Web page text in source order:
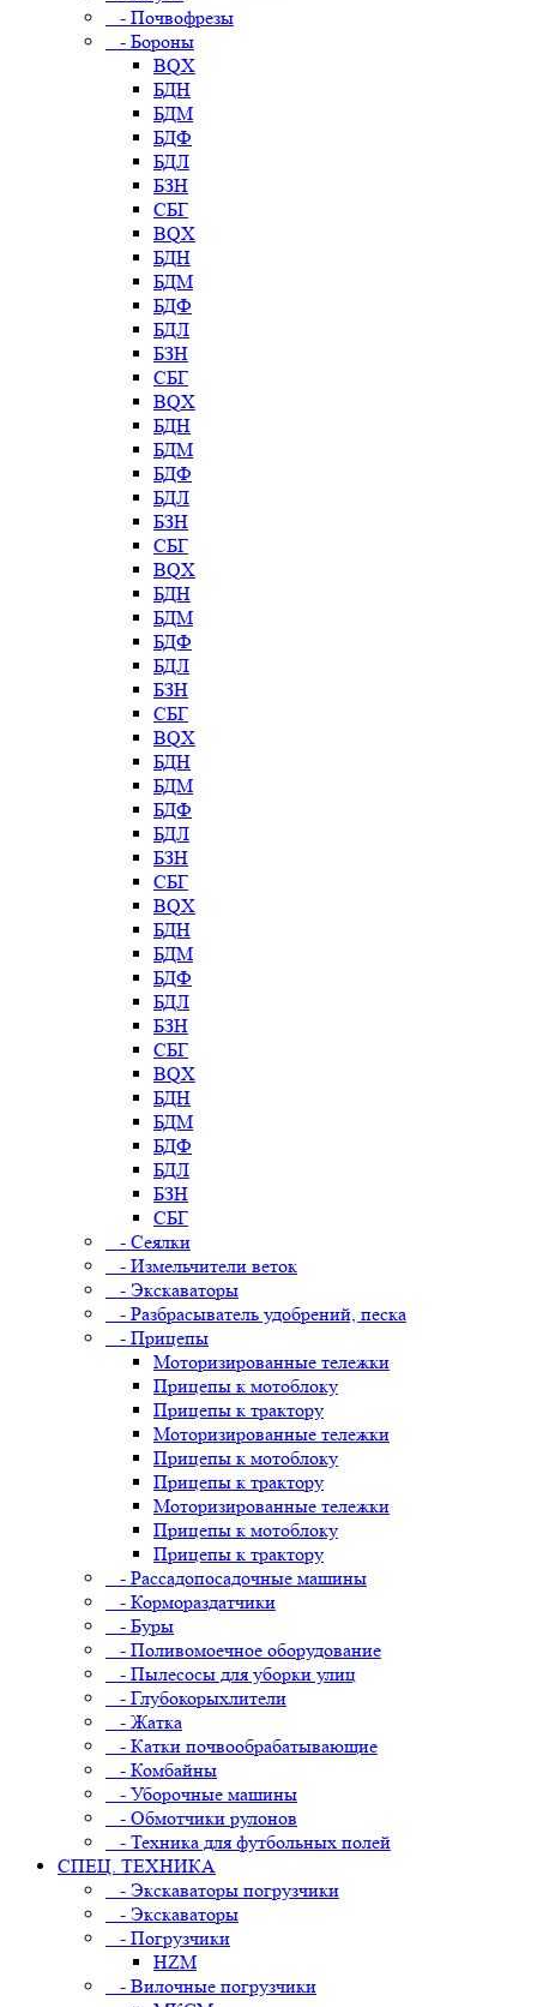
- Почвофрезы
- Бороны
BQX
БДН
БДМ
БДФ
БДЛ
БЗН
СБГ
BQX
БДН
БДМ
БДФ
БДЛ
БЗН
СБГ
BQX
БДН
БДМ
БДФ
БДЛ
БЗН
СБГ
BQX
БДН
БДМ
БДФ
БДЛ
БЗН
СБГ
BQX
БДН
БДМ
БДФ
БДЛ
БЗН
СБГ
BQX
БДН
БДМ
БДФ
БДЛ
БЗН
СБГ
BQX
БДН
БДМ
БДФ
БДЛ
БЗН
СБГ
- Сеялки
- Измельчители веток
- Экскаваторы
- Разбрасыватель удобрений, песка
- Прицепы
Моторизированные тележки
Прицепы к мотоблоку
Прицепы к трактору
Моторизированные тележки
Прицепы к мотоблоку
Прицепы к трактору
Моторизированные тележки
Прицепы к мотоблоку
Прицепы к трактору
- Рассадопосадочные машины
- Кормораздатчики
- Буры
- Поливомоечное оборудование
- Пылесосы для уборки улиц
- Глубокорыхлители
- Жатка
- Катки почвообрабатывающие
- Комбайны
- Уборочные машины
- Обмотчики рулонов
- Техника для футбольных полей
СПЕЦ. ТЕХНИКА
- Экскаваторы погрузчики
- Экскаваторы
- Погрузчики
HZM
- Вилочные погрузчики